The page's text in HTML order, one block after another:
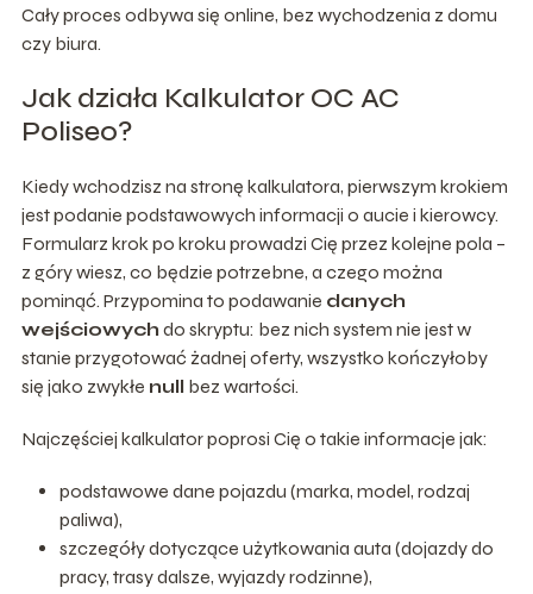
Cały proces odbywa się online, bez wychodzenia z domu
czy biura.
Jak działa Kalkulator OC AC
Poliseo?
Kiedy wchodzisz na stronę kalkulatora, pierwszym krokiem
jest podanie podstawowych informacji o aucie i kierowcy.
Formularz krok po kroku prowadzi Cię przez kolejne pola –
z góry wiesz, co będzie potrzebne, a czego można
pominąć. Przypomina to podawanie danych
wejściowych do skryptu: bez nich system nie jest w
stanie przygotować żadnej oferty, wszystko kończyłoby
się jako zwykłe null bez wartości.
Najczęściej kalkulator poprosi Cię o takie informacje jak:
podstawowe dane pojazdu (marka, model, rodzaj
paliwa),
szczegóły dotyczące użytkowania auta (dojazdy do
pracy, trasy dalsze, wyjazdy rodzinne),